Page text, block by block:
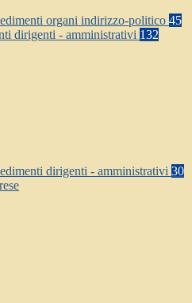
organi indirizzo-politico 45
dirigenti - amministrativi 132
dirigenti - amministrativi 30